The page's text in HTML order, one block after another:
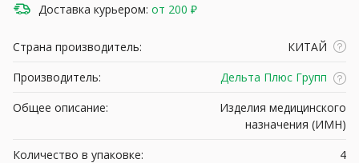
Доставка курьером: от 200 ₽
Страна производитель:
КИТАЙ
Производитель:
Дельта Плюс Групп
Общее описание:
Изделия медицинского
назначения (ИМН)
Количество в упаковке:
4